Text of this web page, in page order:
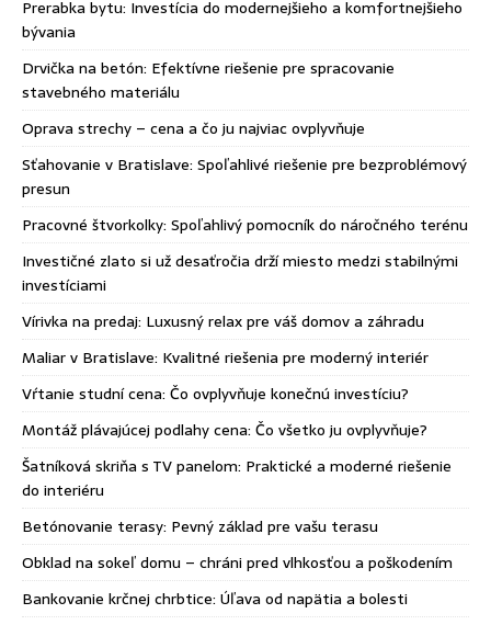
Prerabka bytu: Investícia do modernejšieho a komfortnejšieho
bývania
Drvička na betón: Efektívne riešenie pre spracovanie
stavebného materiálu
Oprava strechy – cena a čo ju najviac ovplyvňuje
Sťahovanie v Bratislave: Spoľahlivé riešenie pre bezproblémový
presun
Pracovné štvorkolky: Spoľahlivý pomocník do náročného terénu
Investičné zlato si už desaťročia drží miesto medzi stabilnými
investíciami
Vírivka na predaj: Luxusný relax pre váš domov a záhradu
Maliar v Bratislave: Kvalitné riešenia pre moderný interiér
Vŕtanie studní cena: Čo ovplyvňuje konečnú investíciu?
Montáž plávajúcej podlahy cena: Čo všetko ju ovplyvňuje?
Šatníková skriňa s TV panelom: Praktické a moderné riešenie
do interiéru
Betónovanie terasy: Pevný základ pre vašu terasu
Obklad na sokeľ domu – chráni pred vlhkosťou a poškodením
Bankovanie krčnej chrbtice: Úľava od napätia a bolesti